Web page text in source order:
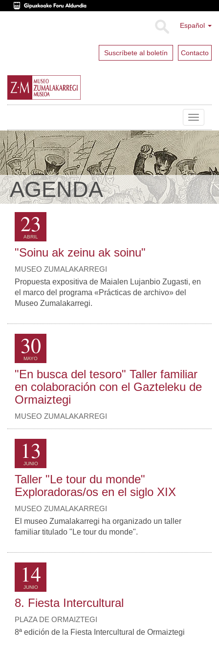
Español
Suscríbete al boletín Contacto
Toggle
AGENDA
23
ABRIL
"Soinu ak zeinu ak soinu"
MUSEO ZUMALAKARREGI
Propuesta expositiva de Maialen Lujanbio Zugasti, en
el marco del programa «Prácticas de archivo» del
Museo Zumalakarregi.
30
MAYO
"En busca del tesoro" Taller familiar
en colaboración con el Gazteleku de
Ormaiztegi
MUSEO ZUMALAKARREGI
13
JUNIO
Taller "Le tour du monde"
Exploradoras/os en el siglo XIX
MUSEO ZUMALAKARREGI
El museo Zumalakarregi ha organizado un taller
familiar titulado "Le tour du monde".
14
JUNIO
8. Fiesta Intercultural
PLAZA DE ORMAIZTEGI
8ª edición de la Fiesta Intercultural de Ormaiztegi